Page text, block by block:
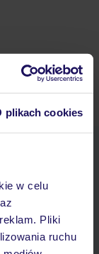
plikach cookies
w celu
Pliki
ruchu
rezerwacji w